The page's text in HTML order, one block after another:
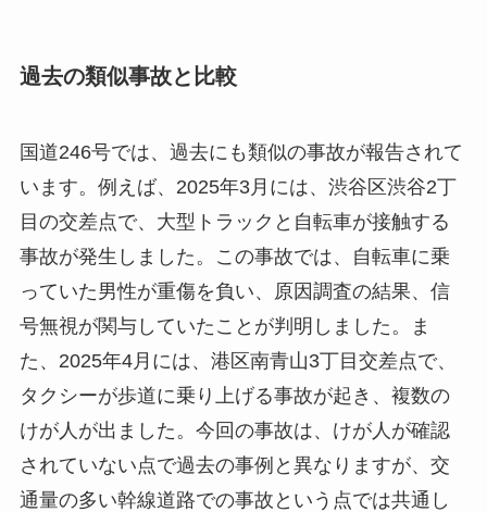
過去の類似事故と比較
国道246号では、過去にも類似の事故が報告されて
います。例えば、2025年3月には、渋谷区渋谷2丁
目の交差点で、大型トラックと自転車が接触する
事故が発生しました。この事故では、自転車に乗
っていた男性が重傷を負い、原因調査の結果、信
号無視が関与していたことが判明しました。ま
た、2025年4月には、港区南青山3丁目交差点で、
タクシーが歩道に乗り上げる事故が起き、複数の
けが人が出ました。今回の事故は、けが人が確認
されていない点で過去の事例と異なりますが、交
通量の多い幹線道路での事故という点では共通し